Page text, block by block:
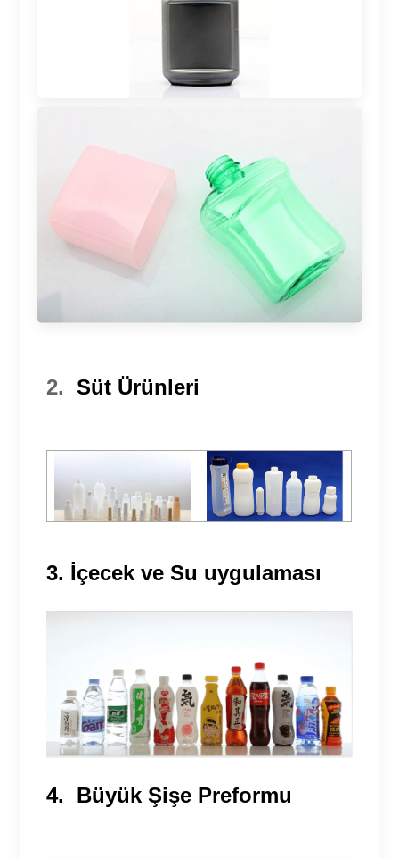
2.Süt Ürünleri
3. İçecek ve Su uygulaması
4. Büyük Şişe Preformu